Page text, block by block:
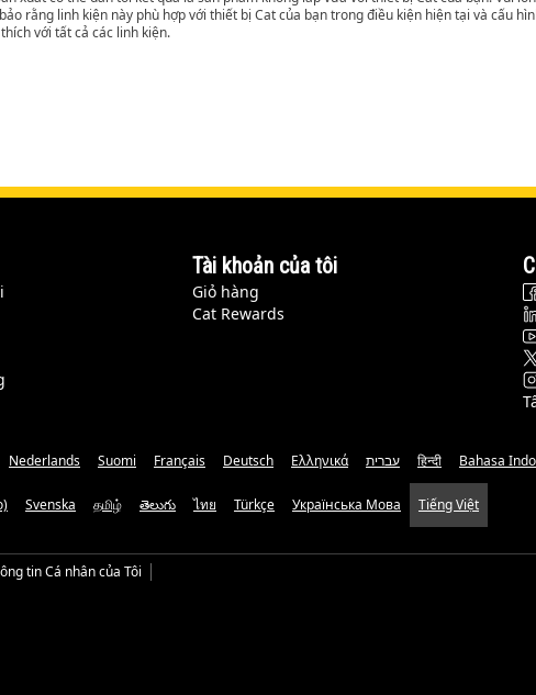
rằng linh kiện này phù hợp với thiết bị Cat của bạn trong điều kiện hiện tại và cấu
với tất cả các linh kiện.
Tài khoản của tôi
Giỏ hàng
Cat Rewards
Nederlands Suomi Français Deutsch Ελληνικά עברית हिन्दी Bahasa
Svenska தமிழ் తెలుగు ไทย Türkçe Українська Мова Tiếng Việt
tin Cá nhân của Tôi